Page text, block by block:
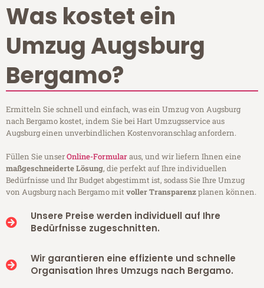
Was kostet ein
Umzug Augsburg
Bergamo?
Ermitteln Sie schnell und einfach, was ein Umzug von Augsburg
nach Bergamo kostet, indem Sie bei Hart Umzugsservice aus
Augsburg einen unverbindlichen Kostenvoranschlag anfordern.
Füllen Sie unserOnline-Formularaus, und wir liefern Ihnen eine
maßgeschneiderte Lösung, die perfekt auf Ihre individuellen
Bedürfnisse und Ihr Budget abgestimmt ist, sodass Sie Ihre Umzug
von Augsburg nach Bergamo mitvoller Transparenzplanen können.
Unsere Preise werden individuell auf Ihre
Bedürfnisse zugeschnitten.
Wir garantieren eine effiziente und schnelle
Organisation Ihres Umzugs nach Bergamo.